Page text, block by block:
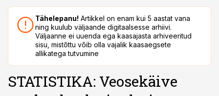
Tähelepanu! Artikkel on enam kui 5 aastat vana
ning kuulub väljaande digitaalsesse arhiivi.
Väljaanne ei uuenda ega kaasajasta arhiveeritud
sisu, mistõttu võib olla vajalik kaasaegsete
allikatega tutvumine
STATISTIKA: Veosekäive